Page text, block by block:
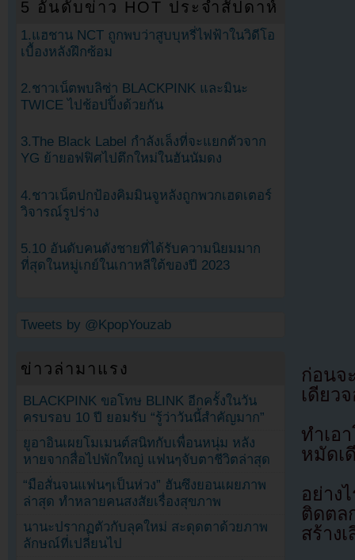
ก่อนจ
เดียว
ทำเอ
หมัดเ
อย่า
ติดตล
สร้าง
5 อันดับข่าว HOT ประจำสัปดาห์
1.แฮชาน NCT ถูกพบว่าสูบบุหรี่ไฟฟ้าในวิดีโอ
เบื้องหลังฝึกซ้อม
2.ชาวเน็ตพบลิซ่า BLACKPINK และมินะ
TWICE ไปช้อปปิ้งด้วยกัน
3.The Black Label กำลังเล็งที่จะแยกตัวจาก
YG ย้ายอฟฟิศไปตึกใหม่ในฮันนัมดง
4.ชาวเน็ตปกป้องคิมมินจูหลังถูกพวกเฮดเตอร์
วิจารณ์รูปร่าง
5.10 อันดับคนดังชายที่ได้รับความนิยมมาก
ที่สุดในหมู่เกย์ในเกาหลีใต้ของปี 2023
Tweets by @KpopYouzab
ข่าวล่ามาแรง
BLACKPINK ขอโทษ BLINK อีกครั้งในวัน
ครบรอบ 10 ปี ยอมรับ “รู้ว่าวันนี้สำคัญมาก”
ยูอาอินเผยโมเมนต์สนิทกับเพื่อนหนุ่ม หลัง
หายจากสื่อไปพักใหญ่ แฟนๆจับตาชีวิตล่าสุด
“มือสั่นจนแฟนๆเป็นห่วง” ฮันซึงยอนเผยภาพ
ล่าสุด ทำหลายคนสงสัยเรื่องสุขภาพ
นานะปรากฏตัวกับลุคใหม่ สะดุดตาด้วยภาพ
ลักษณ์ที่เปลี่ยนไป